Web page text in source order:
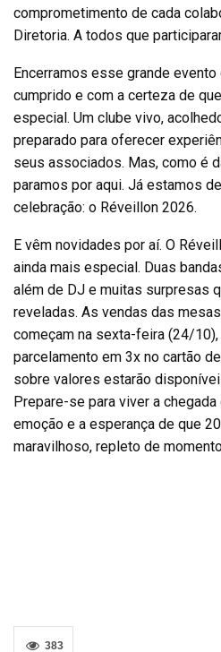
comprometimento de cada
Diretoria. A todos que
Encerramos esse grande
cumprido e com a certeza de
especial. Um clube vivo,
preparado para oferecer
seus associados. Mas, como é
paramos por aqui. Já estamos
celebração: o Réveillon 2026.
E vêm novidades por aí. O
ainda mais especial. Duas
além de DJ e muitas surpresas
reveladas. As vendas das
começam na sexta-feira (24/
parcelamento em 3x no cartão
sobre valores estarão
Prepare-se para viver a
emoção e a esperança de que
maravilhoso, repleto de
383